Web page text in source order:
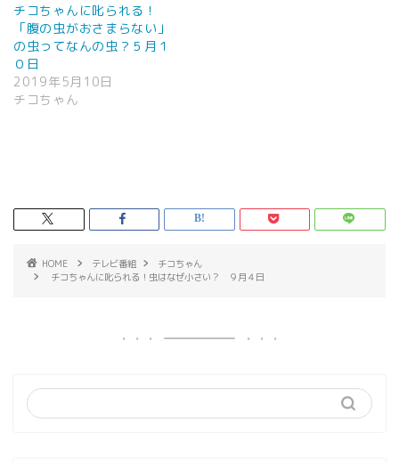
チコちゃんに叱られる！
「腹の虫がおさまらない」
の虫ってなんの虫？５月１
０日
2019年5月10日
チコちゃん
HOME テレビ番組
チコちゃん
チコちゃんに叱られる！虫はなぜ小さい？ ９月４日